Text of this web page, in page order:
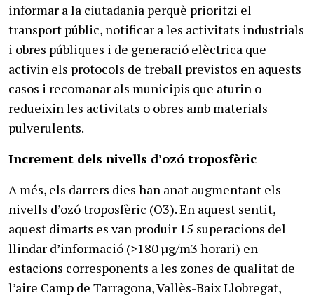
informar a la ciutadania perquè prioritzi el
transport públic, notificar a les activitats industrials
i obres públiques i de generació elèctrica que
activin els protocols de treball previstos en aquests
casos i recomanar als municipis que aturin o
redueixin les activitats o obres amb materials
pulverulents.
Increment dels nivells d’ozó troposfèric
A més, els darrers dies han anat augmentant els
nivells d’ozó troposfèric (O3). En aquest sentit,
aquest dimarts es van produir 15 superacions del
llindar d’informació (>180 µg/m3 horari) en
estacions corresponents a les zones de qualitat de
l’aire Camp de Tarragona, Vallès-Baix Llobregat,